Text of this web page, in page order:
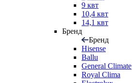
9 квт
10,4 квт
14,1 квт
Бренд
Бренд
Hisense
Ballu
General Climate
Royal Clima